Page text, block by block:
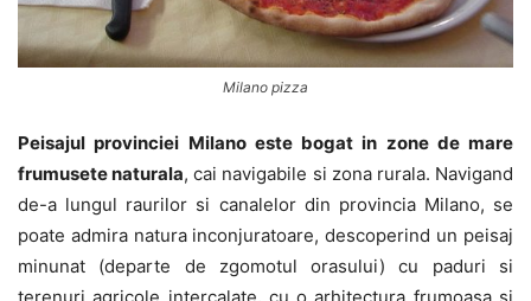
Milano pizza
Peisajul provinciei Milano este bogat in zone de mare
frumusete naturala, cai navigabile si zona rurala. Navigand
de-a lungul raurilor si canalelor din provincia Milano, se
poate admira natura inconjuratoare, descoperind un peisaj
minunat (departe de zgomotul orasului) cu paduri si